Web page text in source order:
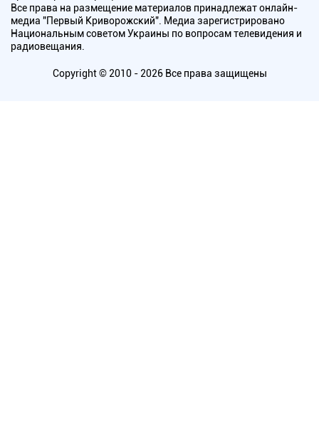
Все права на размещение материалов принадлежат онлайн-
медиа "Первый Криворожский". Медиа зарегистрировано
Национальным советом Украины по вопросам телевидения и
радиовещания.
Copyright © 2010 - 2026 Все права защищены